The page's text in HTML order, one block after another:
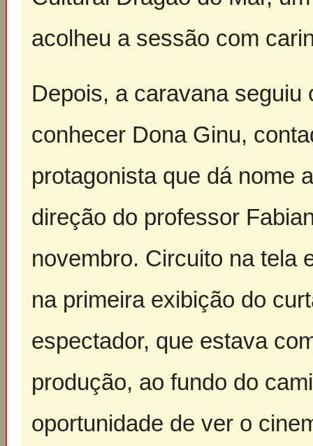
acolheu a sessão com
Depois, a caravana seguiu
conhecer Dona Ginu,
protagonista que dá nome
direção do professor
novembro. Circuito na tela
na primeira exibição do
espectador, que estava
produção, ao fundo do
oportunidade de ver o